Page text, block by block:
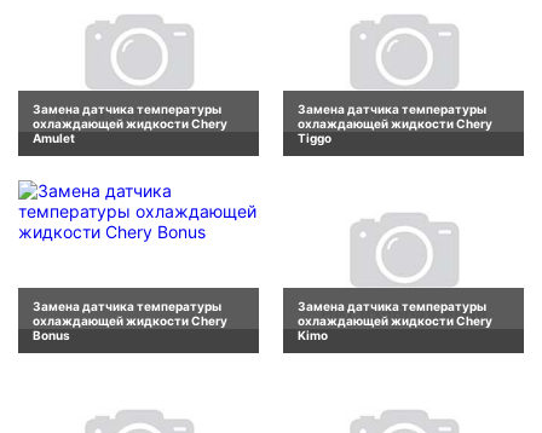
Замена датчика температуры
охлаждающей жидкости Chery
Amulet
Замена датчика температуры
охлаждающей жидкости Chery
Tiggo
Замена датчика температуры
охлаждающей жидкости Chery
Bonus
Замена датчика температуры
охлаждающей жидкости Chery
Kimo